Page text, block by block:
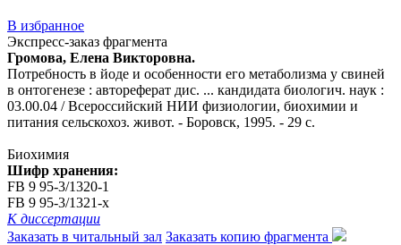
В избранное
Экспресс-заказ фрагмента
Громова, Елена Викторовна.
Потребность в йоде и особенности его метаболизма у свиней
в онтогенезе : автореферат дис. ... кандидата биологич. наук :
03.00.04 / Всероссийский НИИ физиологии, биохимии и
питания сельскохоз. живот. - Боровск, 1995. - 29 с.
Биохимия
Шифр хранения:
FB 9 95-3/1320-1
FB 9 95-3/1321-x
К диссертации
Заказать в читальный зал Заказать копию фрагмента